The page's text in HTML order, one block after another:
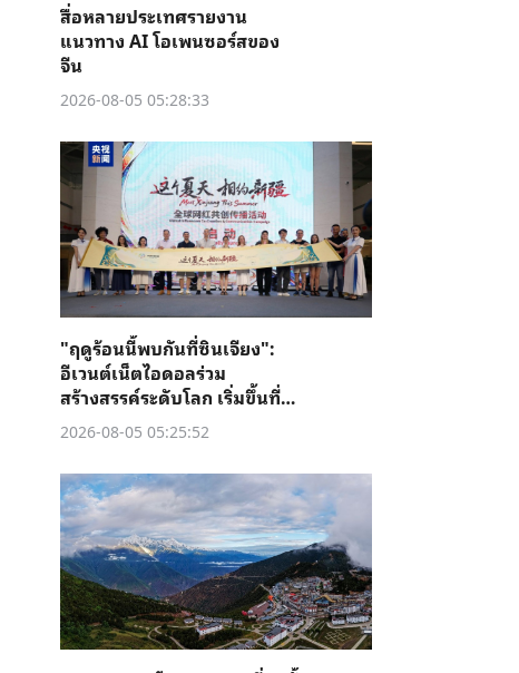
สื่อหลายประเทศรายงาน
แนวทาง AI โอเพนซอร์สของ
จีน
2026-08-05 05:28:33
"ฤดูร้อนนี้พบกันที่ซินเจียง":
อีเวนต์เน็ตไอดอลร่วม
สร้างสรรค์ระดับโลก เริ่มขึ้นที่คู่
เชอ
2026-08-05 05:25:52